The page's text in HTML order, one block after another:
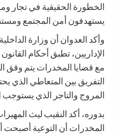
الخطورة الحقيقية في تجار
يستهدفون أمن المجتمع
وأكد العدوان أن وزارة
الإداريين، تطبق أحكام
مع قضايا المخدرات يتم وفق
التفريق بين المتعاطي الذي
المروج والتاجر الذي يستوجب
بدوره، أكد النقيب ليث
المخدرات أن التوعية أصبحت